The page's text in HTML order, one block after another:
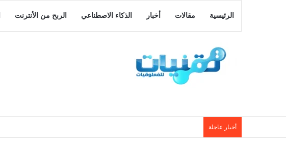
الرئيسية مقالات أخبار الذكاء الاصطناعي الربح من الأنترنت
أخبار عاجلة